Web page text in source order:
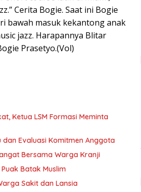
Cerita Bogie. Saat ini Bogie
bawah masuk kekantong anak
jazz. Harapannya Blitar
Prasetyo.(Vol)
Ketua LSM Formasi Meminta
dan Evaluasi Komitmen Anggota
Bersama Warga Kranji
Batak Muslim
Sakit dan Lansia